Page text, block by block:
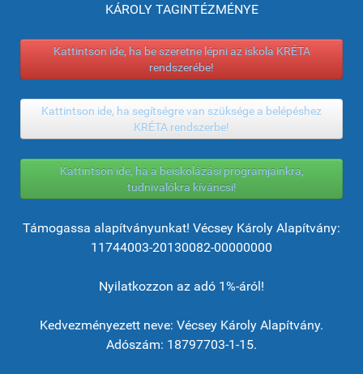
KÁROLY TAGINTÉZMÉNYE
Kattintson ide, ha be szeretne lépni az iskola KRÉTA
rendszerébe!
Kattintson ide, ha segítségre van szüksége a belépéshez
KRÉTA rendszerbe!
Kattintson ide, ha a beiskolázási programjainkra,
tudnivalókra kíváncsi!
Támogassa alapítványunkat! Vécsey Károly Alapítvány:
11744003-20130082-00000000
Nyilatkozzon az adó 1%-áról!
Kedvezményezett neve: Vécsey Károly Alapítvány.
Adószám: 18797703-1-15.